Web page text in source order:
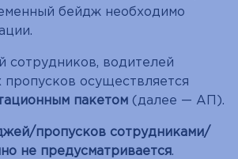
бейдж необходимо
сотрудников, водителей
пропусков осуществляется
пакетом (далее — АП).
пропусков сотрудниками/
не предусматривается.